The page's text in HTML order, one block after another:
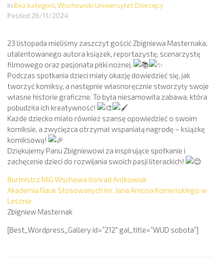
In Bez kategorii, Wschowski Uniwersytet Dziecięcy
Posted 26/11/2024
23 listopada mieliśmy zaszczyt gościć Zbigniewa Masternaka,
utalentowanego autora książek, reportażystę, scenarzystę
filmowego oraz pasjonata piłki nożnej.
Podczas spotkania dzieci miały okazję dowiedzieć się, jak
tworzyć komiksy, a następnie własnoręcznie stworzyły swoje
własne historie graficzne. To była niesamowita zabawa, która
pobudziła ich kreatywność!
Każde dziecko miało również szansę opowiedzieć o swoim
komiksie, a zwycięzca otrzymał wspaniałą nagrodę – książkę
komiksową!
Dziękujemy Panu Zbigniewowi za inspirujące spotkanie i
zachęcenie dzieci do rozwijania swoich pasji literackich!
Burmistrz MiG Wschowa Konrad Antkowiak
Akademia Nauk Stosowanych im. Jana Amosa Komeńskiego w
Lesznie
Zbigniew Masternak
[Best_Wordpress_Gallery id=”212″ gal_title=”WUD sobota”]